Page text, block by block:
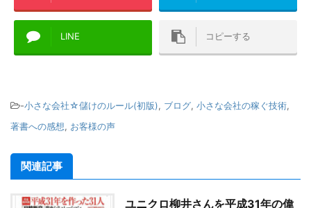
LINE コピーする
-小さな会社☆儲けのルール(初版), ブログ, 小さな会社の稼ぐ技術,
著書への感想, お客様の声
関連記事
ユニクロ柳井さんを平成31年の偉